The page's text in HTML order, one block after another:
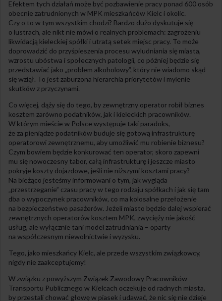
Efektem tych działań może być pozbawienie pracy ponad 600 osób
obecnie zatrudnionych w MPK mieszkańców Kielc i okolic.
Czy o to w tym wszystkim chodzi? Bardzo dużo dyskutuje się
o lustrach, ale nikt nie mówi o realnych problemach: zagrożeniu
likwidacją kieleckiej spółki i utratą setek miejsc pracy. To może
doprowadzić do przyśpieszenia procesu wyludniania się miasta,
wzrostu ubóstwa i społecznych patologii, co później będzie się
przedstawiać jako „problem alkoholowy”, który nie wiadomo skąd
się wziął. To jest zaburzona hierarchia priorytetów i mylenie
skutków z przyczynami.
Co więcej, dąży się do tego, by zewnętrzny operator robił biznes
kosztem zarówno podatników, jak i kieleckich pracowników.
W którym mieście w Polsce występuje taki paradoks,
że za pieniądze podatników buduje się gotową infrastrukturę
operatorowi zewnętrznemu, aby umożliwić mu robienie biznesu?
Czym bowiem będzie konkurować ten operator, skoro zapewni
mu się nowoczesny tabor, całą infrastrukturę i jeszcze miasto
pokryje koszty dojazdowe, jeśli nie niższymi kosztami pracy?
Na bieżąco jesteśmy informowani o tym, jak wygląda
„przestrzeganie” czasu pracy w tego rodzaju spółkach i jak się tam
dba o wypoczynek pracowników, co ma kolosalne przełożenie
na bezpieczeństwo pasażerów. Jeżeli miasto będzie dalej wspierać
zewnętrznych operatorów kosztem MPK, zwycięży nie jakość
usług, ale wyłącznie tani model zatrudniania – oparty
na współczesnym niewolnictwie i wyzysku.
Tego, jako mieszkańcy Kielc, ale przede wszystkim związkowcy,
nigdy nie zaakceptujemy!
W związku z powyższym Związek Zawodowy Pracowników
Transportu Publicznego w Kielcach oczekuje od radnych miasta,
by przestali chować głowę w piasek i udawać, że nic się nie dzieje